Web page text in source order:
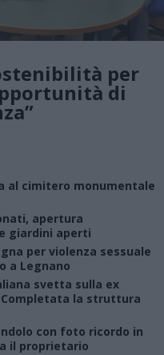
per
di
al cimitero monumentale
apertura
giardini aperti
per violenza sessuale
a Legnano
svetta sulla ex
Completata la struttura
con foto ricordo in
il proprietario